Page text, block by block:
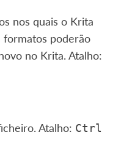
nos quais o Krita
formatos poderão
no Krita. Atalho:
Atalho: Ctrl